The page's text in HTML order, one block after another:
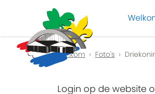
Previous
Welkom Foto's
Login op de website